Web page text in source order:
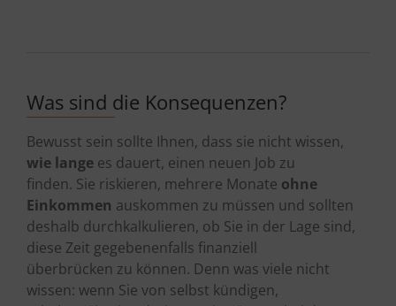
Was sind die Konsequenzen?
Bewusst sein sollte Ihnen, dass sie nicht wissen,
wie langees dauert, einen neuen Job zu
finden. Sie riskieren, mehrere Monate ohne
Einkommen auskommen zu müssen und sollten
deshalb durchkalkulieren, ob Sie in der Lage sind,
diese Zeit gegebenenfalls finanziell
überbrücken zu können. Denn was viele nicht
wissen: wenn Sie von selbst kündigen,